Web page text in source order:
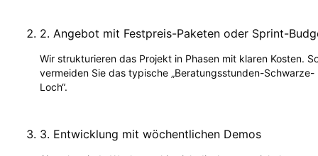
2. Angebot mit Festpreis-Paketen oder Sprint-
Wir strukturieren das Projekt in Phasen mit klaren Kosten.
vermeiden Sie das typische „Beratungsstunden-Schwarze-
Loch“.
3. Entwicklung mit wöchentlichen Demos